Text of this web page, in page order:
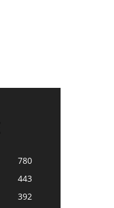
780
443
392